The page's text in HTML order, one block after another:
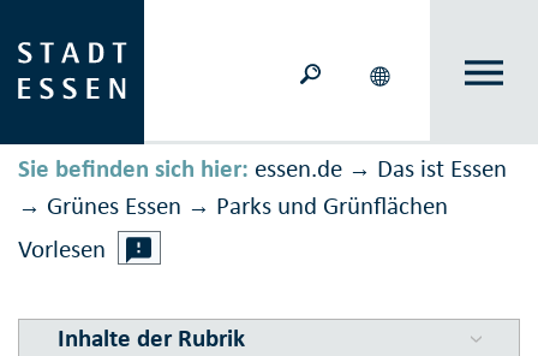
Sie befinden sich hier: essen.de → Das ist Essen
→ Grünes Essen → Parks und Grünflächen
Vorlesen
Inhalte der Rubrik